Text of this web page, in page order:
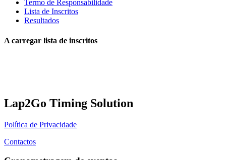
Termo de Responsabilidade
Lista de Inscritos
Resultados
A carregar lista de inscritos
Lap2Go Timing Solution
Política de Privacidade
Contactos